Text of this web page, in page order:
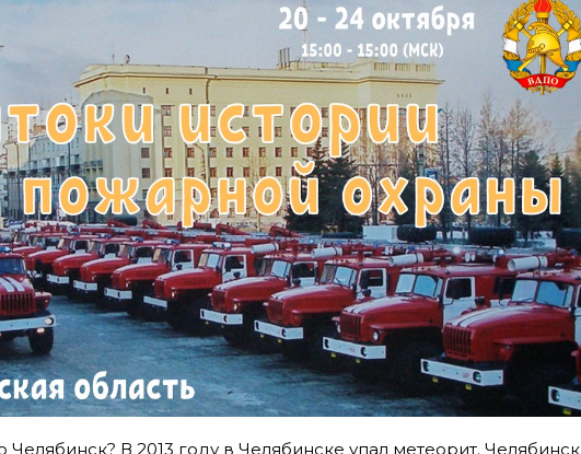
В 2013 году в Челябинске упал метеорит. Челябинск